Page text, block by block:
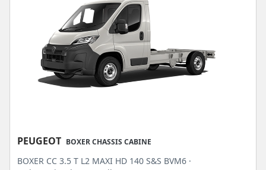
PEUGEOT BOXER CHASSIS CABINE
BOXER CC 3.5 T L2 MAXI HD 140 S&S BVM6 ·